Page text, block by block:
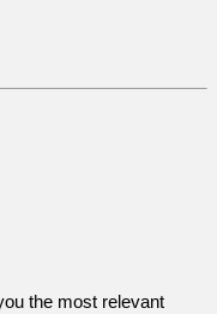
the most relevant